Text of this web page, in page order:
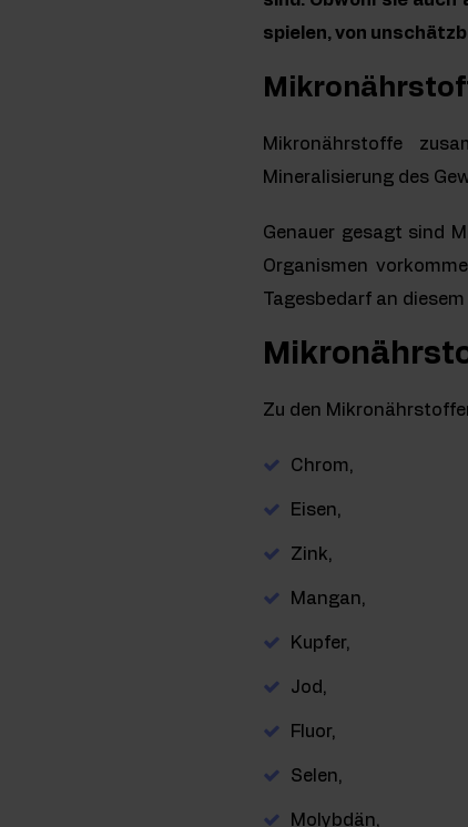
spielen, von
Mikronährstoffe
Mineralisierung des
Genauer gesagt sind
Organismen
Tagesbedarf an
Zu den
Chrom,
Eisen,
Zink,
Mangan,
Kupfer,
Jod,
Fluor,
Selen,
Molybdän,